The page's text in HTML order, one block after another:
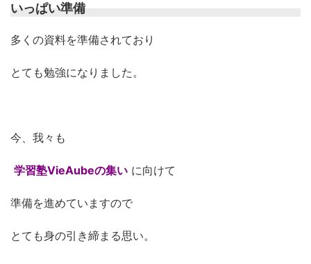
いっぱい準備
多くの資料を準備されており
とても勉強になりました。
今、我々も
学習塾VieAubeの集い に向けて
準備を進めていますので
とても身の引き締まる思い。